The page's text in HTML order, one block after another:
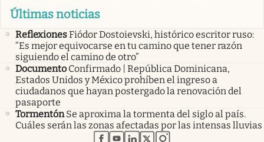
Últimas noticias
ReflexionesFiódor Dostoievski, histórico escritor ruso:
“Es mejor equivocarse en tu camino que tener razón
siguiendo el camino de otro”
Documento Confirmado | República Dominicana,
Estados Unidos y México prohíben el ingreso a
ciudadanos que hayan postergado la renovación del
pasaporte
Tormentón Se aproxima la tormenta del siglo al país.
Cuáles serán las zonas afectadas por las intensas lluvias
abre en nueva pestaña
abre en nueva pestaña
abre en nueva pestaña
abre en nueva pestaña
abre en nueva pestaña